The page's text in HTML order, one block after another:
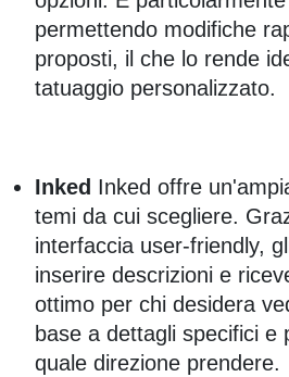
permettendo modifiche
proposti, il che lo rende
tatuaggio personalizzato.
Inked Inked offre
temi da cui scegliere.
interfaccia user-friendly,
inserire descrizioni e
ottimo per chi desidera
base a dettagli specifici e
quale direzione prendere.